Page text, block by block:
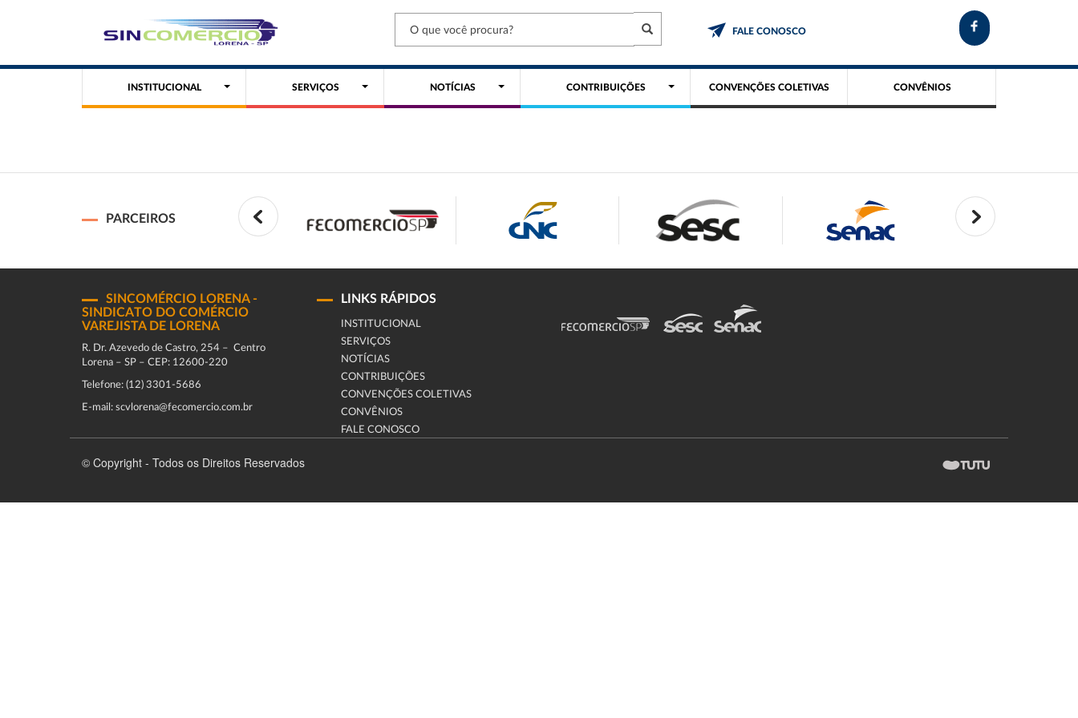
FALE CONOSCO
INSTITUCIONAL SERVIÇOS NOTÍCIAS CONTRIBUIÇÕES CONVENÇÕES COLETIVAS CONVÊNIOS
PARCEIROS
SINCOMÉRCIO LORENA -
SINDICATO DO COMÉRCIO
VAREJISTA DE LORENA
R. Dr. Azevedo de Castro, 254 – Centro
Lorena – SP – CEP: 12600-220
Telefone: (12) 3301-5686
E-mail: scvlorena@fecomercio.com.br
LINKS RÁPIDOS
INSTITUCIONAL
SERVIÇOS
NOTÍCIAS
CONTRIBUIÇÕES
CONVENÇÕES COLETIVAS
CONVÊNIOS
FALE CONOSCO
© Copyright - Todos os Direitos Reservados